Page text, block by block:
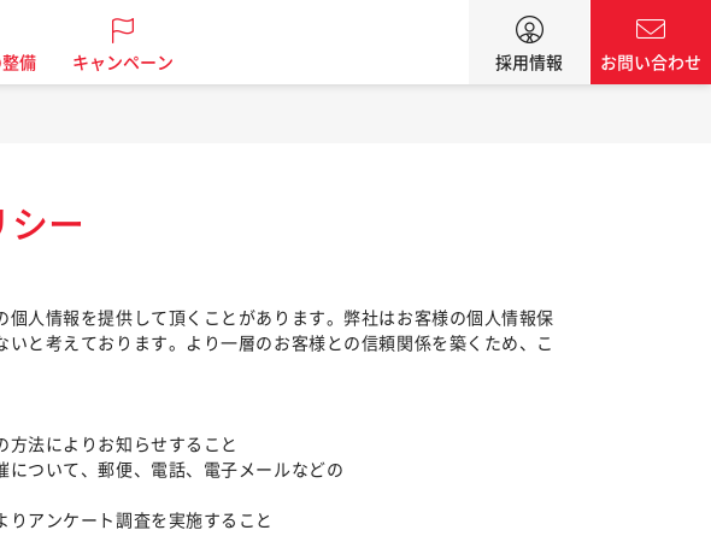
備 キャンペーン 採用情報 お問い合わせ
シー
人情報を提供して頂くことがあります。弊社はお客様の個人情報保
と考えております。より一層のお客様との信頼関係を築くため、こ
法によりお知らせすること
ついて、郵便、電話、電子メールなどの
アンケート調査を実施すること